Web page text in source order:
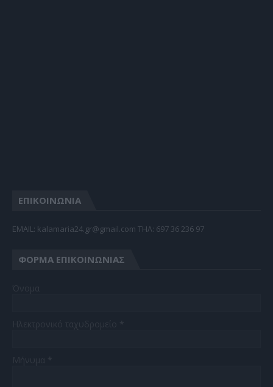
ΕΠΙΚΟΙΝΩΝΙΑ
EMAIL: kalamaria24.gr@gmail.com TΗΛ: 697 36 236 97
ΦΌΡΜΑ ΕΠΙΚΟΙΝΩΝΊΑΣ